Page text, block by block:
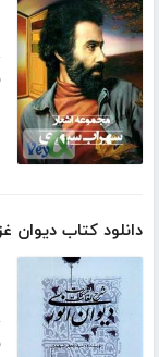
دانلود کتاب دیوان